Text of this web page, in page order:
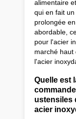
alimentaire
qui en fait
prolongée
abordable,
pour l'acier
marché haut
l'acier
Quelle est
ustensiles
acier